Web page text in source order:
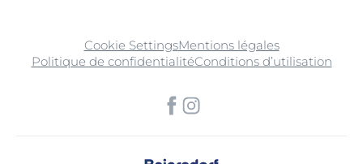
Cookie SettingsMentions légales
Politique de confidentialitéConditions d’utilisation